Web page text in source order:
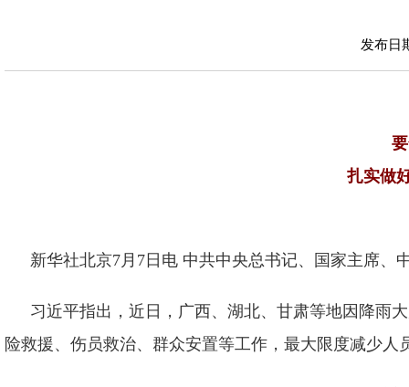
发布日
扎实做
新华社北京7月7日电 中共中央总书记、国家主席
习近平指出，近日，广西、湖北、甘肃等地因降雨
险救援、伤员救治、群众安置等工作，最大限度减少人